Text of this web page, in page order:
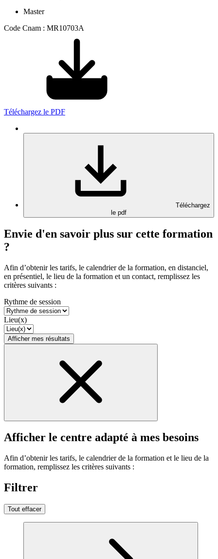
Master
Code Cnam : MR10703A
Téléchargez le PDF
Téléchargez
le pdf
Envie d'en savoir plus sur cette formation
?
Afin d’obtenir les tarifs, le calendrier de la formation, en distanciel,
en présentiel, le lieu de la formation et un contact, remplissez les
critères suivants :
Rythme de session
Lieu(x)
Afficher mes résultats
Afficher le centre adapté à mes besoins
Afin d’obtenir les tarifs, le calendrier de la formation et le lieu de la
formation, remplissez les critères suivants :
Filtrer
Tout effacer